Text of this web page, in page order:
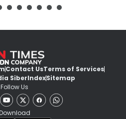
Contact UsTerms of Services
SiberIndexSitemap
Follow Us